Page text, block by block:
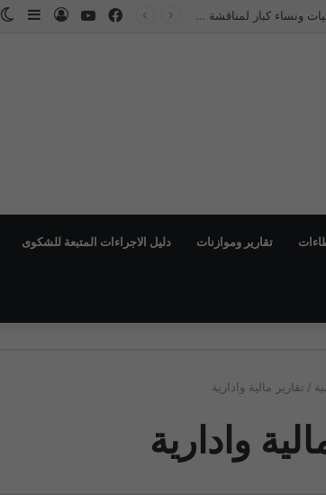
إضافة تسجيل يوتيوبفيسبوك
تقارير وموازنات دليل الاجراءات المتبعة للشكوى
/ تقارير مالية وادارية
وادارية